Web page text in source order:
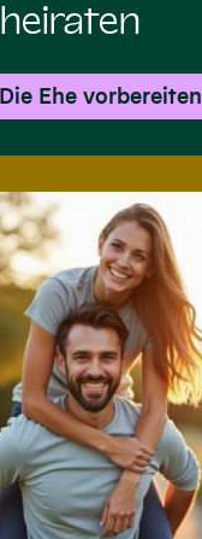
Die Ehe vorbereiten